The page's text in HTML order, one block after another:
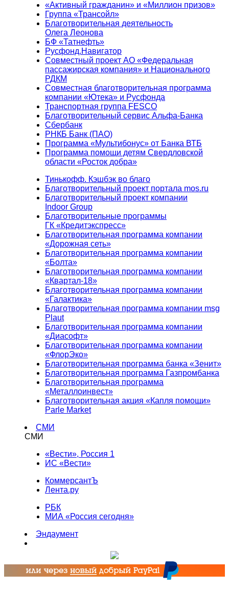
«Активный гражданин» и «Миллион призов»
Группа «Трансойл»
Благотворительная деятельность
Олега Леонова
БФ «Татнефть»
Русфонд.Навигатор
Совместный проект АО «Федеральная
пассажирская компания» и Национального
РДКМ
Совместная благотворительная программа
компании «Ютека» и Русфонда
Транспортная группа FESCO
Благотворительный сервис Альфа-Банка
Сбербанк
РНКБ Банк (ПАО)
Программа «Мультибонус» от Банка ВТБ
Программа помощи детям Свердловской
области «Росток добра»
Тинькофф. Кэшбэк во благо
Благотворительный проект портала mos.ru
Благотворительный проект компании
Indoor Group
Благотворительные программы
ГК «Кредитэкспресс»
Благотворительная программа компании
«Дорожная сеть»
Благотворительная программа компании
«Болта»
Благотворительная программа компании
«Квартал-18»
Благотворительная программа компании
«Галактика»
Благотворительная программа компании msg
Plaut
Благотворительная программа компании
«Диасофт»
Благотворительная программа компании
«ФлорЭко»
Благотворительная программа банка «Зенит»
Благотворительная программа Газпромбанка
Благотворительная программа
«Металлоинвест»
Благотворительная акция «Капля помощи»
Parle Market
СМИ
СМИ
«Вести», Россия 1
ИС «Вести»
КоммерсантЪ
Лента.ру
РБК
МИА «Россия сегодня»
Эндаумент